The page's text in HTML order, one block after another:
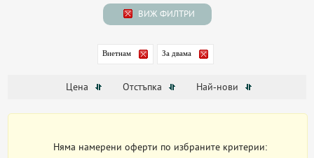
ВИЖ ФИЛТРИ
Виетнам За двама
Цена Отстъпка Най-нови
Няма намерени оферти по избраните критерии: